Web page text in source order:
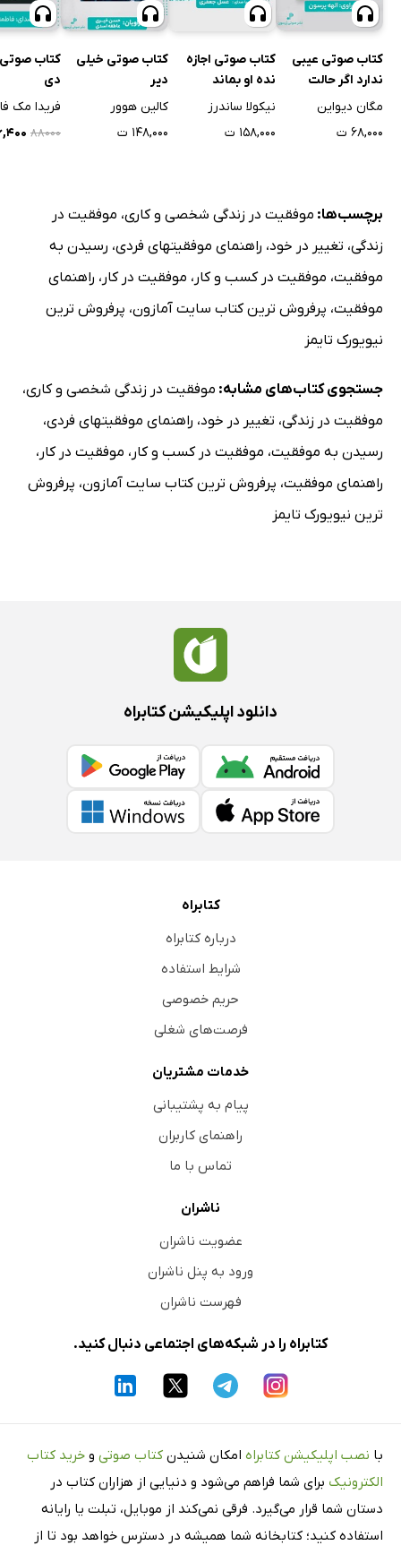
کتاب صوتی عیبی
ندارد اگر حالت
خوش نیست
مگان دیواین
۶۸,۰۰۰ ت
کتاب صوتی اجازه
نده او بماند
نیکولا ساندرز
۱۵۸,۰۰۰ ت
کتاب صوتی خیلی
دیر
کالین هوور
۱۴۸,۰۰۰ ت
کتاب
دی
فریدا مک
۸۸۰۰۰
برچسب‌ها: موفقیت در زندگی شخصی و کاری، موفقیت در
زندگی، تغییر در خود، راهنمای موفقیتهای فردی، رسیدن به
موفقیت، موفقیت در کسب و کار ، موفقیت در کار ، راهنمای
موفقیت، پرفروش ترین کتاب سایت آمازون، پرفروش ترین
نیویورک تایمز
جستجوی کتاب‌های مشابه: موفقیت در زندگی شخصی و کاری،
موفقیت در زندگی، تغییر در خود، راهنمای موفقیتهای فردی،
رسیدن به موفقیت، موفقیت در کسب و کار ، موفقیت در کار ،
راهنمای موفقیت، پرفروش ترین کتاب سایت آمازون، پرفروش
ترین نیویورک تایمز
دانلود اپلیکیشن کتابراه
کتابراه
درباره کتابراه
شرایط استفاده
حریم خصوصی
فرصت‌های شغلی
خدمات مشتریان
پیام به پشتیبانی
راهنمای کاربران
تماس با ما
ناشران
عضویت ناشران
ورود به پنل ناشران
فهرست ناشران
کتابراه را در شبکه‌های اجتماعی دنبال کنید.
با نصب اپلیکیشن کتابراه امکان شنیدن کتاب صوتی و خرید کتاب
الکترونیک برای شما فراهم می‌شود و دنیایی از هزاران کتاب در
دستان شما قرار می‌گیرد. فرقی نمی‌کند از موبایل، تبلت یا رایانه
استفاده کنید؛ کتابخانه شما همیشه در دسترس خواهد بود تا از